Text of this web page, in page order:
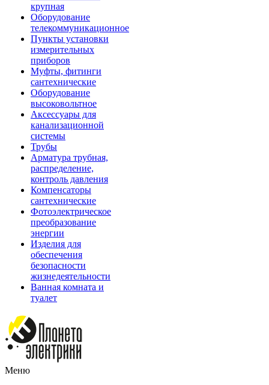
крупная
Оборудование
телекоммуникационное
Пункты установки
измерительных
приборов
Муфты, фитинги
сантехнические
Оборудование
высоковольтное
Аксессуары для
канализационной
системы
Трубы
Арматура трубная,
распределение,
контроль давления
Компенсаторы
сантехнические
Фотоэлектрическое
преобразование
энергии
Изделия для
обеспечения
безопасности
жизнедеятельности
Ванная комната и
туалет
Меню